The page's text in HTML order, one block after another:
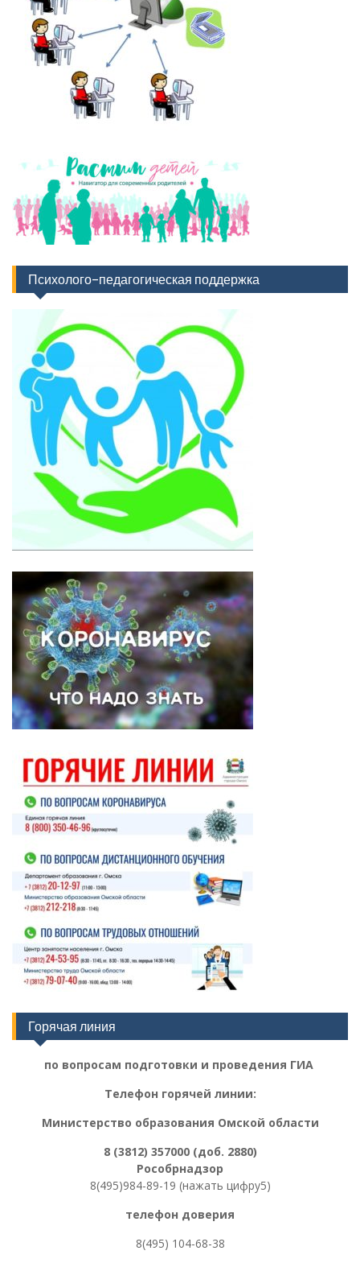
Психолого-педагогическая поддержка
Горячая линия
по вопросам подготовки и проведения ГИА
Телефон горячей линии:
Министерство образования Омской области
8 (3812) 357000 (доб. 2880)
Рособрнадзор
8(495)984-89-19 (нажать цифру5)
телефон доверия
8(495) 104-68-38